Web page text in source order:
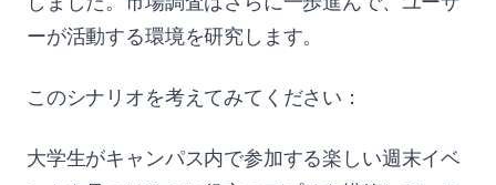
ーが活動する環境を研究します。
このシナリオを考えてみてください：
大学生がキャンパス内で参加する楽しい週末イベ